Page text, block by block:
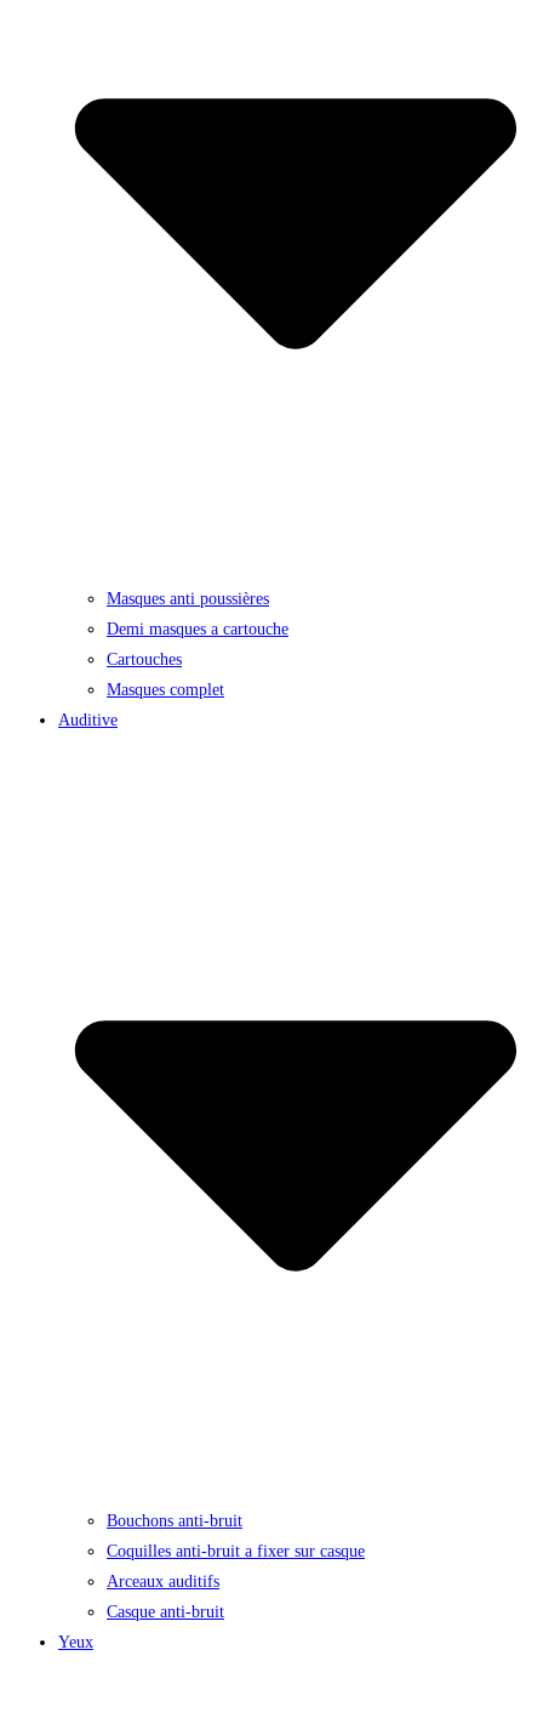
Masques anti poussières
Demi masques a cartouche
Cartouches
Masques complet
Auditive
Bouchons anti-bruit
Coquilles anti-bruit a fixer sur casque
Arceaux auditifs
Casque anti-bruit
Yeux